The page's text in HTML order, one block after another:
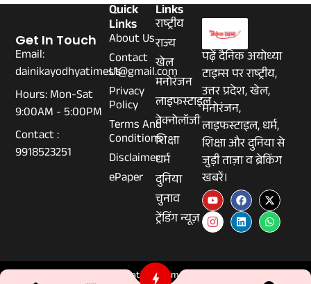
पढ़ें दैनिक अयोध्या
टाइम्स पर राष्ट्रीय,
उत्तर प्रदेश, खेल,
मनोरंजन,
लाइफस्टाइल, धर्म,
शिक्षा और दुनिया से
जुड़ी ताज़ा व ब्रेकिंग
खबरें।
Links
राष्ट्रीय
राज्य
खेल
मनोरंजन
लाइफस्टाइल
टेक्नोलॉजी
शिक्षा
धर्म
दुनिया
चुनाव
ट्रेंडिंग न्यूज़
Quick
Links
About Us
Contact
Us
Privacy
Policy
Terms And
Conditions
Disclaimer
ePaper
Get In Touch
Email:
dainikayodhyatimes1@gmail.com
Hours: Mon-Sat
9:00AM - 5:00PM
Contact :
9918523251
© 2026 Dainikayodhyatimes.com - All Rights Reserved.